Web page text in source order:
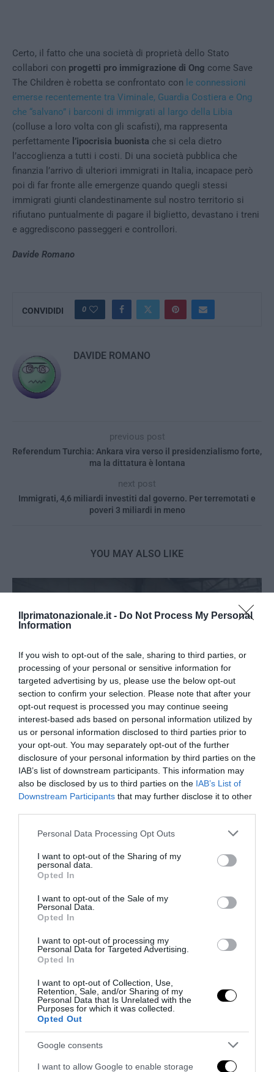
Ilprimatonazionale.it - Do Not Process My Personal
Information
If you wish to opt-out of the sale, sharing to third parties, or
processing of your personal or sensitive information for
targeted advertising by us, please use the below opt-out
section to confirm your selection. Please note that after your
opt-out request is processed you may continue seeing
interest-based ads based on personal information utilized by
us or personal information disclosed to third parties prior to
your opt-out. You may separately opt-out of the further
disclosure of your personal information by third parties on the
IAB’s list of downstream participants. This information may
also be disclosed by us to third parties on the IAB’s List of
Downstream Participants that may further disclose it to other
Please note that this website/app uses one or more Google
not limited to your visit or usage behaviour. You may click to
grant or deny consent to Google and its third-party tags to
use your data for below specified purposes in below Google
consent section.
Personal Data Processing Opt Outs
I want to opt-out of the Sharing of my
personal data.
Opted In
I want to opt-out of the Sale of my
Personal Data.
Opted In
I want to opt-out of processing my
Personal Data for Targeted Advertising.
Opted In
I want to opt-out of Collection, Use,
Retention, Sale, and/or Sharing of my
Personal Data that Is Unrelated with the
Purposes for which it was collected.
Opted Out
Google consents
I want to allow Google to enable storage
Certo, il fatto che una società di proprietà dello Stato
collabori con progetti pro immigrazione di Ong come Save
The Children è robetta se confrontato con le connessioni
emerse recentemente tra Viminale, Guardia Costiera e Ong
che “salvano” i barconi di immigrati al largo della Libia
(colluse a loro volta con gli scafisti), ma rappresenta
perfettamente l’ipocrisia buonista che si cela dietro
l’accoglienza a tutti i costi. Di una società pubblica che
finanzia l’arrivo di ulteriori immigrati in Italia, incapace però
poi di far fronte alle emergenze quando quegli stessi
immigrati giunti clandestinamente sul nostro territorio si
rifiutano puntualmente di pagare il biglietto, devastano i treni
e aggrediscono passeggeri e controllori.
Davide Romano
CONVIDIDI 0
DAVIDE ROMANO
previous post
Referendum Turchia: Ankara vira verso il presidenzialismo forte,
ma la dittatura è lontana
next post
Immigrati, 4,6 miliardi investiti dal governo. Per terremotati e
poveri 3 miliardi in meno
YOU MAY ALSO LIKE
Tekne agli americani: il Golden Power è l’ultima trincea
di uno Stato senza politica...
7 Agosto 2026
Addio a Francesco Guccini: stronzo, poeta e buffone di
corte